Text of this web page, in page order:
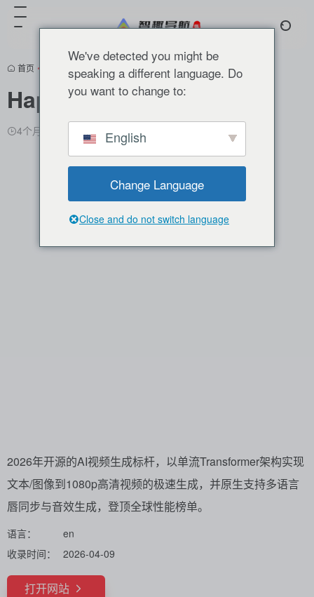
首页 • AI视频 AI视频创作 开源项目
HappyHorse
4个月前更新 1,122
2026年开源的AI视频生成标杆，以单流Transformer架构实现
文本/图像到1080p高清视频的极速生成，并原生支持多语言
唇同步与音效生成，登顶全球性能榜单。
语言：
en
收录时间：
2026-04-09
打开网站
We've detected you might be
speaking a different language. Do
you want to change to:
English
Change Language
Close and do not switch language